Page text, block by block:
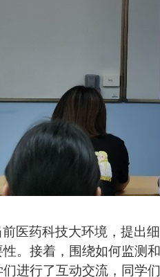
医药科技大环境，提出
。接着，围绕如何监测
进行了互动交流，同学